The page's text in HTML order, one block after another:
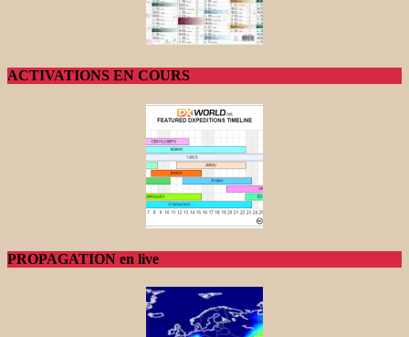
ACTIVATIONS EN COURS
PROPAGATION en live